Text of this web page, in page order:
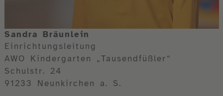
Sandra Bräunlein
Einrichtungsleitung
AWO Kindergarten „Tausendfüßler“
Schulstr. 24
91233 Neunkirchen a. S.